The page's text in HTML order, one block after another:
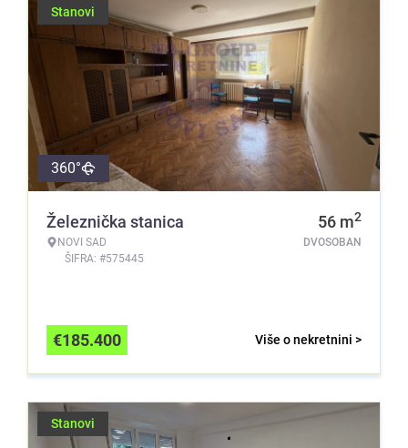
Stanovi
360°
Železnička stanica
NOVI SAD
ŠIFRA: #575445
56 m2
DVOSOBAN
Više o nekretnini >
€185.400
Stanovi